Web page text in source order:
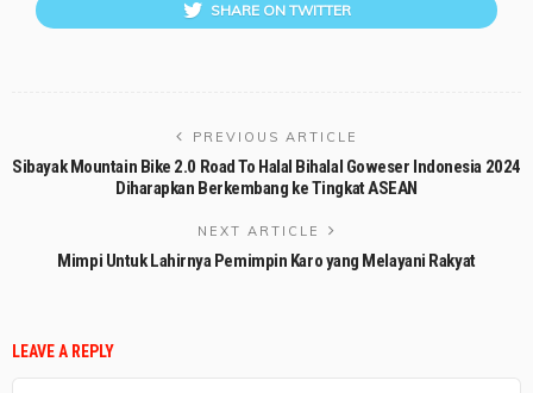
SHARE ON TWITTER
PREVIOUS ARTICLE
Sibayak Mountain Bike 2.0 Road To Halal Bihalal Goweser Indonesia 2024
Diharapkan Berkembang ke Tingkat ASEAN
NEXT ARTICLE
Mimpi Untuk Lahirnya Pemimpin Karo yang Melayani Rakyat
LEAVE A REPLY